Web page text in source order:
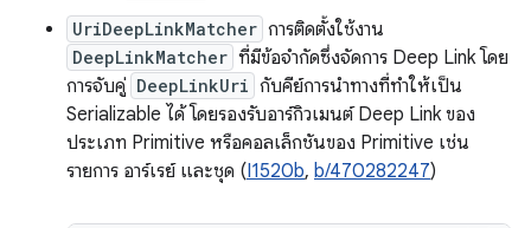
UriDeepLinkMatcher การติดตั้งใช้งาน
DeepLinkMatcher ที่มีข้อจำกัดซึ่งจัดการ Deep Link โดย
การจับคู่ DeepLinkUri กับคีย์การนำทางที่ทำให้เป็น
Serializable ได้ โดยรองรับอาร์กิวเมนต์ Deep Link ของ
ประเภท Primitive หรือคอลเล็กชันของ Primitive เช่น
รายการ อาร์เรย์ และชุด (I1520b, b/470282247)